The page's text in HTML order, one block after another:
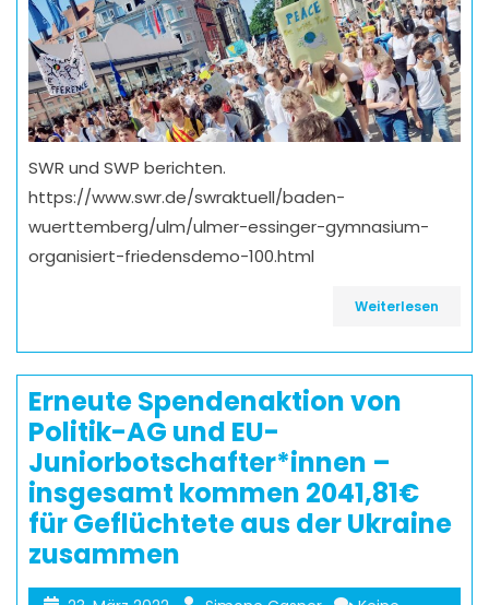
SWR und SWP berichten.
https://www.swr.de/swraktuell/baden-
wuerttemberg/ulm/ulmer-essinger-gymnasium-
organisiert-friedensdemo-100.html
Weiterlesen
Erneute Spendenaktion von
Politik-AG und EU-
Juniorbotschafter*innen –
insgesamt kommen 2041,81€
für Geflüchtete aus der Ukraine
zusammen